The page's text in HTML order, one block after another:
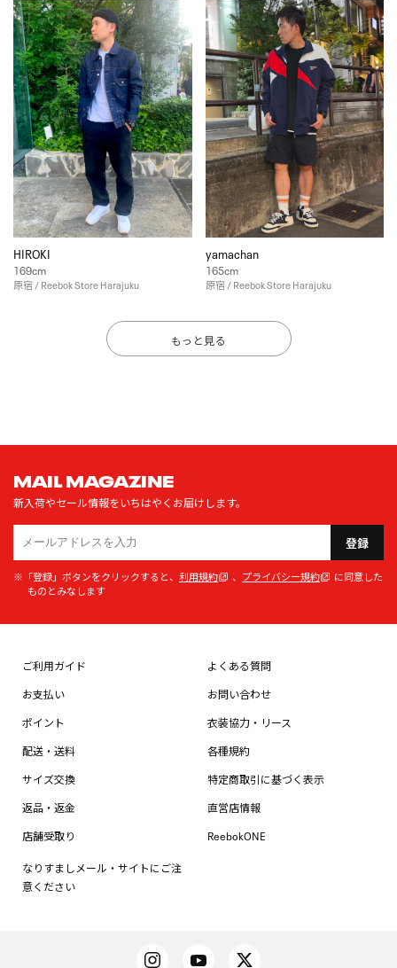
HIROKI
169cm
原宿 / Reebok Store Harajuku
yamachan
165cm
原宿 / Reebok Store Harajuku
もっと見る
MAIL MAGAZINE
新入荷やセール情報をいちはやくお届けします。
登録
※「登録」ボタンをクリックすると、 利用規約 、 プライバシー規約
に同意した
ものとみなします
ご利用ガイド
お支払い
ポイント
配送・送料
サイズ交換
返品・返金
店舗受取り
なりすましメール・サイトにご注
意ください
よくある質問
お問い合わせ
衣装協力・リース
各種規約
特定商取引に基づく表示
直営店情報
ReebokONE